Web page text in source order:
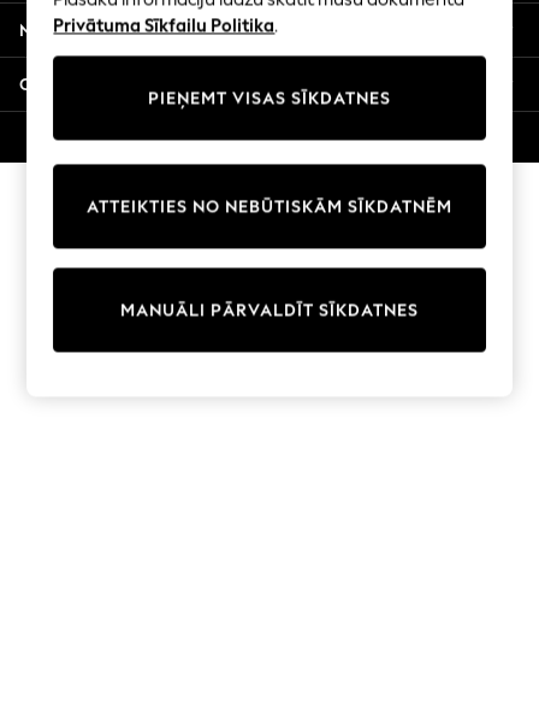
Sweatshirts & Jumpers
Multipacks
All Boys Sport & Swimwear
Swimwear
Tops
Joggers
Nodaļas
Citi pakalpojumi
© 2026 Next Germany GmbH. Visas tiesības aizsargātas.
Privātuma Sīkfailu Politika.
PIEŅEMT VISAS SĪKDATNES
MANUĀLI PĀRVALDĪT SĪKDATNES
ATTEIKTIES NO NEBŪTISKĀM SĪKDATNĒM